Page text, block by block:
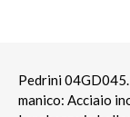
Pedrini
manico: Acciaio